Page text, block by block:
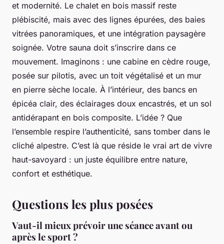
et modernité. Le chalet en bois massif reste
plébiscité, mais avec des lignes épurées, des baies
vitrées panoramiques, et une intégration paysagère
soignée. Votre sauna doit s’inscrire dans ce
mouvement. Imaginons : une cabine en cèdre rouge,
posée sur pilotis, avec un toit végétalisé et un mur
en pierre sèche locale. À l’intérieur, des bancs en
épicéa clair, des éclairages doux encastrés, et un sol
antidérapant en bois composite. L’idée ? Que
l’ensemble respire l’authenticité, sans tomber dans le
cliché alpestre. C’est là que réside le vrai art de vivre
haut-savoyard : un juste équilibre entre nature,
confort et esthétique.
Questions les plus posées
Vaut-il mieux prévoir une séance avant ou
après le sport ?